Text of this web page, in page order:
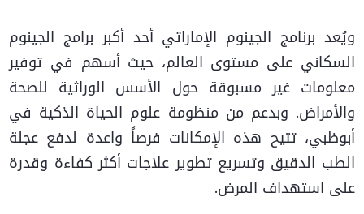
ويُعد برنامج الجينوم الإماراتي أحد أكبر برامج الجينوم
السكاني على مستوى العالم، حيث أسهم في توفير
معلومات غير مسبوقة حول الأسس الوراثية للصحة
والأمراض. وبدعم من منظومة علوم الحياة الذكية في
أبوظبي، تتيح هذه الإمكانات فرصاً واعدة لدفع عجلة
الطب الدقيق وتسريع تطوير علاجات أكثر كفاءة وقدرة
على استهداف المرض.